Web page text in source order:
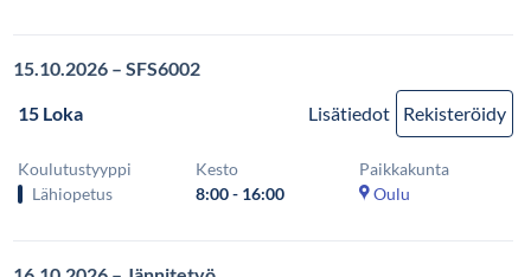
15.10.2026 – SFS6002
15 Loka
Lisätiedot Rekisteröidy
Koulutustyyppi
Lähiopetus
Kesto
8:00 - 16:00
Paikkakunta
Oulu